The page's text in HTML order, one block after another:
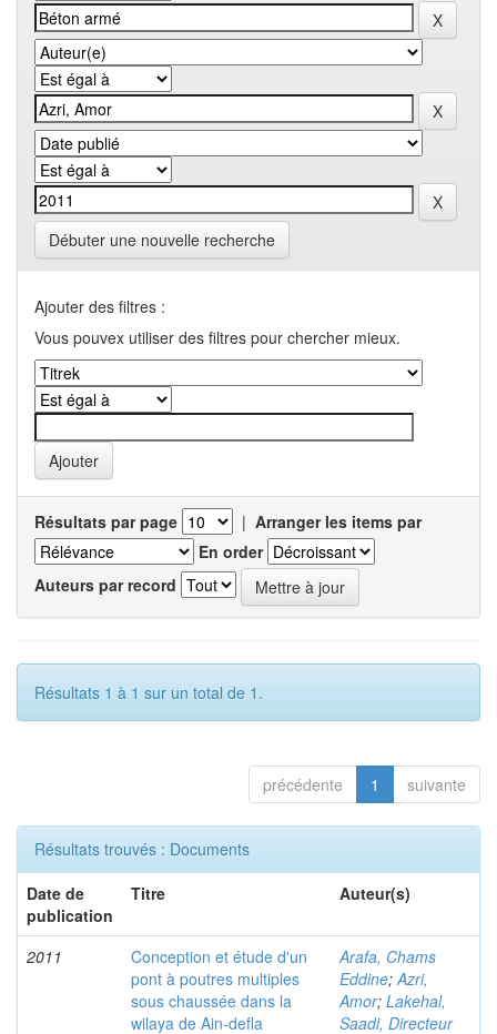
Débuter une nouvelle recherche
Ajouter des filtres :
Vous pouvex utiliser des filtres pour chercher mieux.
Résultats par page | Arranger les items par
En order
Auteurs par record
Résultats 1 à 1 sur un total de 1.
précédente 1 suivante
Résultats trouvés : Documents
Date de
publication
Titre Auteur(s)
2011
Conception et étude d'un
pont à poutres multiples
sous chaussée dans la
wilaya de Ain-defla
Arafa, Chams
Eddine;Azri,
Amor; Lakehal,
Saadi, Directeur